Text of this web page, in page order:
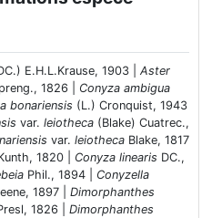
E.H.L.Krause, 1903 | Aster
1826 | Conyza ambigua
bonariensis (L.) Cronquist, 1943
var. leiotheca (Blake) Cuatrec.,
var. leiotheca Blake, 1817
1820 | Conyza linearis DC.,
Phil., 1894 | Conyzella
1897 | Dimorphanthes
1826 | Dimorphanthes